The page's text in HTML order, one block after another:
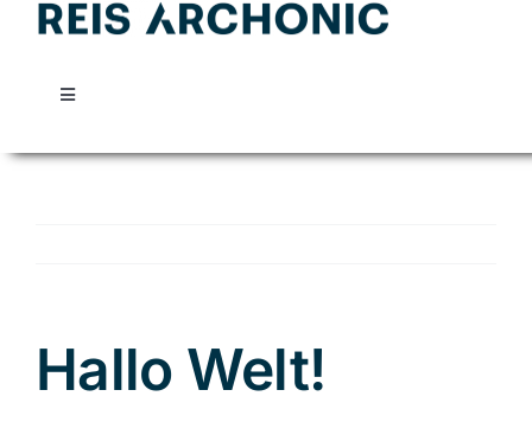
Toggle
Reis Archonic
Hallo Welt!